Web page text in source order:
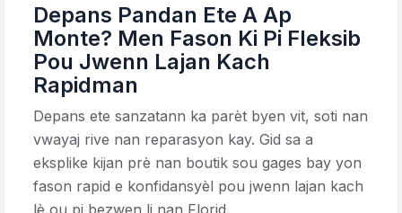
Depans Pandan Ete A Ap
Monte? Men Fason Ki Pi Fleksib
Pou Jwenn Lajan Kach
Rapidman
Depans ete sanzatann ka parèt byen vit, soti nan
vwayaj rive nan reparasyon kay. Gid sa a
eksplike kijan prè nan boutik sou gages bay yon
fason rapid e konfidansyèl pou jwenn lajan kach
lè ou pi bezwen li nan Florid.